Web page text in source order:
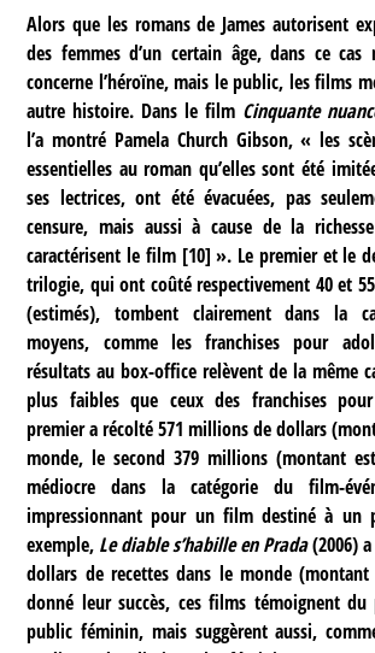
Alors que les romans de James autorisent
des femmes d’un certain âge, dans ce
concerne l’héroïne, mais le public, les films
autre histoire. Dans le film Cinquante
l’a montré Pamela Church Gibson, « les
essentielles au roman qu’elles sont été
ses lectrices, ont été évacuées, pas
censure, mais aussi à cause de la
caractérisent le film[10] ». Le premier et le
trilogie, qui ont coûté respectivement 40 et
(estimés), tombent clairement dans la
moyens, comme les franchises pour
résultats au box-office relèvent de la même
plus faibles que ceux des franchises
premier a récolté 571 millions de dollars
monde, le second 379 millions (montant
médiocre dans la catégorie du film-
impressionnant pour un film destiné à un
exemple, Le diable s’habille en Prada(2006)
dollars de recettes dans le monde (montant
donné leur succès, ces films témoignent du
public féminin, mais suggèrent aussi,